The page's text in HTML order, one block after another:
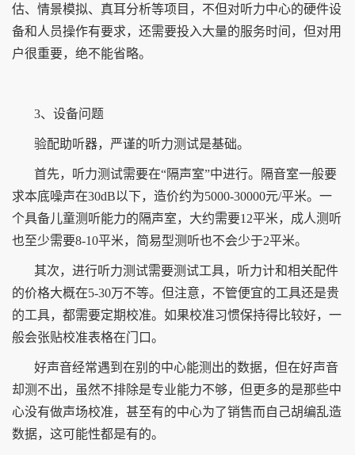
估、情景模拟、真耳分析等项目，不但对听力中心的硬件设
备和人员操作有要求，还需要投入大量的服务时间，但对用
户很重要，绝不能省略。
3、设备问题
验配助听器，严谨的听力测试是基础。
首先，听力测试需要在“隔声室”中进行。隔音室一般要
求本底噪声在30dB以下，造价约为5000-30000元/平米。一
个具备儿童测听能力的隔声室，大约需要12平米，成人测听
也至少需要8-10平米，简易型测听也不会少于2平米。
其次，进行听力测试需要测试工具，听力计和相关配件
的价格大概在5-30万不等。但注意，不管便宜的工具还是贵
的工具，都需要定期校准。如果校准习惯保持得比较好，一
般会张贴校准表格在门口。
好声音经常遇到在别的中心能测出的数据，但在好声音
却测不出，虽然不排除是专业能力不够，但更多的是那些中
心没有做声场校准，甚至有的中心为了销售而自己胡编乱造
数据，这可能性都是有的。